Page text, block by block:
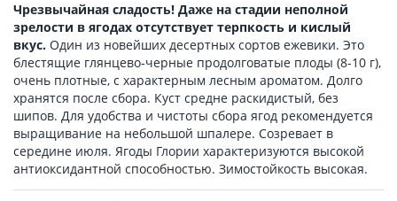
Чрезвычайная сладость! Даже на стадии неполной
зрелости в ягодах отсутствует терпкость и кислый
вкус. Один из новейших десертных сортов ежевики. Это
блестящие глянцево-черные продолговатые плоды (8-10 г),
очень плотные, с характерным лесным ароматом. Долго
хранятся после сбора. Куст средне раскидистый, без
шипов. Для удобства и чистоты сбора ягод рекомендуется
выращивание на небольшой шпалере. Созревает в
середине июля. Ягоды Глории характеризуются высокой
антиоксидантной способностью. Зимостойкость высокая.